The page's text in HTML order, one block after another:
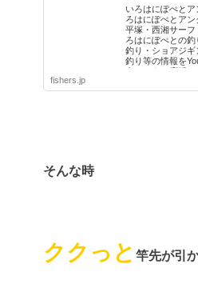
いろはにぽぺと
ろはにぽぺとアン
平塚・西湘サー
ろはにぽぺとの
釣り・ショアジ
釣り等の情報を
中！どうぞ応援の
fishers.jp
そんな時
ククっと 竿先が引